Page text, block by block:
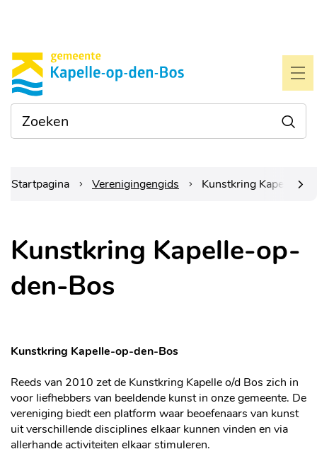
Gemeente
Kapelle-
op-
den-
Waarmee
kunnen
we je
naar
Startpagina Verenigingengids Kunstkring Kapelle-
Kunstkring Kapelle-op-
den-Bos
Kunstkring Kapelle-op-den-Bos
Reeds van 2010 zet de Kunstkring Kapelle o/d Bos zich in
voor liefhebbers van beeldende kunst in onze gemeente. De
vereniging biedt een platform waar beoefenaars van kunst
uit verschillende disciplines elkaar kunnen vinden en via
allerhande activiteiten elkaar stimuleren.